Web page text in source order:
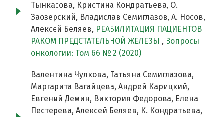
Тынкасова, Кристина Кондратьева, О.
Заозерский, Владислав Семиглазов, А. Носов,
Алексей Беляев, РЕАБИЛИТАЦИЯ ПАЦИЕНТОВ
РАКОМ ПРЕДСТАТЕЛЬНОЙ ЖЕЛЕЗЫ , Вопросы
онкологии: Том 66 № 2 (2020)
Валентина Чулкова, Татьяна Семиглазова,
Маргарита Вагайцева, Андрей Карицкий,
Евгений Демин, Виктория Федорова, Елена
Пестерева, Алексей Беляев, К. Кондратьева,